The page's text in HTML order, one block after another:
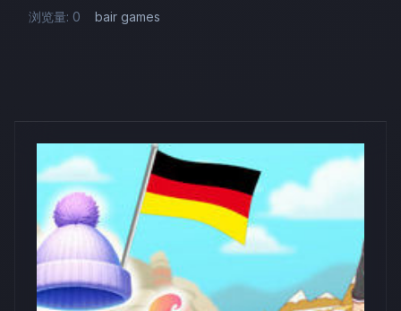
浏览量: 0 bair games